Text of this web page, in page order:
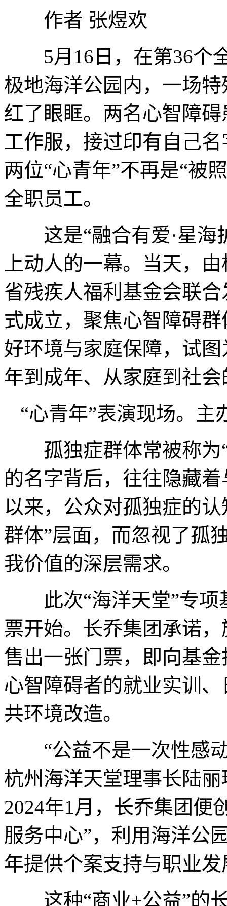
作者 张煜欢
5月16日，在第36个
极地海洋公园内，一场
红了眼眶。两名心智障
工作服，接过印有自己
两位“心青年”不再是“被
全职员工。
这是“融合有爱·星海
上动人的一幕。当天，
省残疾人福利基金会联
式成立，聚焦心智障碍
好环境与家庭保障，试
年到成年、从家庭到社
“心青年”表演现场。主
孤独症群体常被称为“
的名字背后，往往隐藏
以来，公众对孤独症的
群体”层面，而忽视了孤
我价值的深层需求。
此次“海洋天堂”专项
票开始。长乔集团承诺
售出一张门票，即向基
心智障碍者的就业实训
共环境改造。
“公益不是一次性感动
杭州海洋天堂理事长陆
2024年1月，长乔集团便
服务中心”，利用海洋公
年提供个案支持与职业
这种“商业+公益”的长